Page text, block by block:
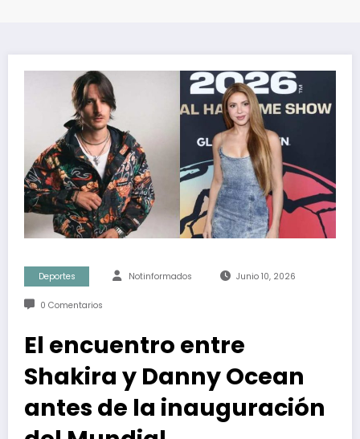
Deportes Notinformados Junio 10, 2026
0 Comentarios
El encuentro entre
Shakira y Danny Ocean
antes de la inauguración